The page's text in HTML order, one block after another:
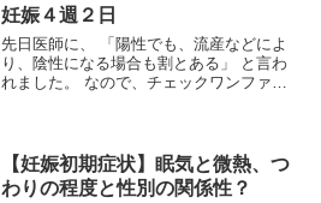
りました。かに玉チキン南蛮...
妊娠４週２日
先日医師に、 「陽性でも、流産などによ
り、陰性になる場合も割とある」 と言わ
れました。 なので、チェックワンファス
っています。 ...
【妊娠初期症状】眠気と微熱、つ
わりの程度と性別の関係性？